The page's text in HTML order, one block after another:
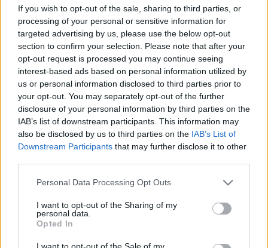
If you wish to opt-out of the sale, sharing to third parties, or
processing of your personal or sensitive information for
targeted advertising by us, please use the below opt-out
section to confirm your selection. Please note that after your
opt-out request is processed you may continue seeing
interest-based ads based on personal information utilized by
us or personal information disclosed to third parties prior to
your opt-out. You may separately opt-out of the further
disclosure of your personal information by third parties on the
IAB’s list of downstream participants. This information may
also be disclosed by us to third parties on the IAB’s List of
Downstream Participants that may further disclose it to other
Please note that this website/app uses one or more Google
not limited to your visit or usage behaviour. You may click to
grant or deny consent to Google and its third-party tags to
use your data for below specified purposes in below Google
consent section.
Personal Data Processing Opt Outs
I want to opt-out of the Sharing of my
personal data.
Opted In
I want to opt-out of the Sale of my
Kemoterápia
Szürkehályog műtét
Vízszerű hasmenés
Afta kezelése
Dagadt boka kezelése
Napallergia kezelése
Fülgyulladás kezelése
Összes Kezelés
Életmódváltás
Kutatás
Tünet
Vizsgálat
Életmódváltás